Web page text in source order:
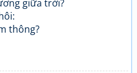
giữa trời?
thông?